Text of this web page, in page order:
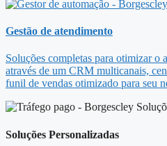
Gestão de atendimento
Soluções completas para otimizar o
através de um CRM multicanais,
funil de vendas otimizado para seu
Soluções Personalizadas